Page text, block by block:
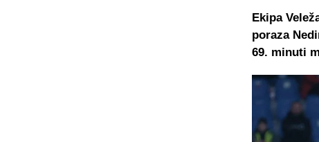
Ekipa
poraza
69. minuti